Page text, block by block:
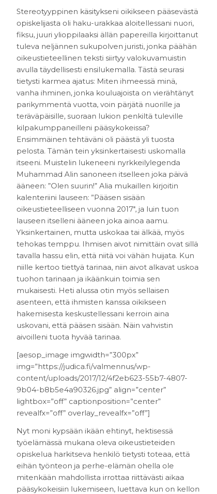
Stereotyyppinen käsitykseni oikikseen pääsevästä
opiskelijasta oli haku-urakkaa aloitellessani nuori,
fiksu, juuri ylioppilaaksi ällän papereilla kirjoittanut
tuleva neljännen sukupolven juristi, jonka päähän
oikeustieteellinen teksti siirtyy valokuvamuistin
avulla täydellisesti ensilukemalla. Tästä seurasi
tietysti karmea ajatus: Miten ihmeessä minä,
vanha ihminen, jonka kouluajoista on vierähtänyt
parikymmentä vuotta, voin pärjätä nuorille ja
teräväpäisille, suoraan lukion penkiltä tuleville
kilpakumppaneilleni pääsykokeissa?
Ensimmäinen tehtäväni oli päästä yli tuosta
pelosta. Tämän tein yksinkertaisesti uskomalla
itseeni. Muistelin lukeneeni nyrkkeilylegenda
Muhammad Alin sanoneen itselleen joka päivä
ääneen: ”Olen suurin!” Alia mukaillen kirjoitin
kalenteriini lauseen: ”Pääsen sisään
oikeustieteelliseen vuonna 2017″, ja luin tuon
lauseen itselleni ääneen joka ainoa aamu.
Yksinkertainen, mutta uskokaa tai älkää, myös
tehokas temppu. Ihmisen aivot nimittäin ovat sillä
tavalla hassu elin, että niitä voi vähän huijata. Kun
niille kertoo tiettyä tarinaa, niin aivot alkavat uskoa
tuohon tarinaan ja ikäänkuin toimia sen
mukaisesti. Heti alussa otin myös sellaisen
asenteen, että ihmisten kanssa oikikseen
hakemisesta keskustellessani kerroin aina
uskovani, että pääsen sisään. Näin vahvistin
aivoilleni tuota hyvää tarinaa.
[aesop_image imgwidth=”300px”
img=”https://judica.fi/valmennus/wp-
content/uploads/2017/12/4f2eb623-55b7-4807-
9b04-b8b5e4a90326.jpg” align=”center”
lightbox=”off” captionposition=”center”
revealfx=”off” overlay_revealfx=”off”]
Nyt moni kypsään ikään ehtinyt, hektisessä
työelämässä mukana oleva oikeustieteiden
opiskelua harkitseva henkilö tietysti toteaa, että
eihän työnteon ja perhe-elämän ohella ole
mitenkään mahdollista irrottaa riittävästi aikaa
pääsykokeisiin lukemiseen, luettava kun on kellon